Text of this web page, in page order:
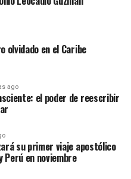
olvidado en el Caribe
ago
el poder de reescribir
su primer viaje apostólico
Perú en noviembre